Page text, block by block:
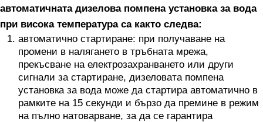
автоматичната дизелова помпена установка за вода
при висока температура са както следва:
автоматично стартиране: при получаване на
промени в налягането в тръбната мрежа,
прекъсване на електрозахранването или други
сигнали за стартиране, дизеловата помпена
установка за вода може да стартира автоматично в
рамките на 15 секунди и бързо да премине в режим
на пълно натоварване, за да се гарантира